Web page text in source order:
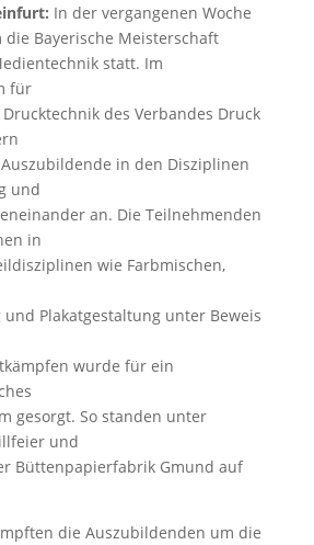
In der vergangenen Woche
Bayerische Meisterschaft
statt. Im
für
des Verbandes Druck
in den Disziplinen
und
an. Die Teilnehmenden
in
wie Farbmischen,
Plakatgestaltung unter Beweis
wurde für ein
gesorgt. So standen unter
und
Büttenpapierfabrik Gmund auf
die Auszubildenden um die